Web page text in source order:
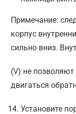
Примечание:
корпус
сильно вниз.
(V) не
двигаться
Установите